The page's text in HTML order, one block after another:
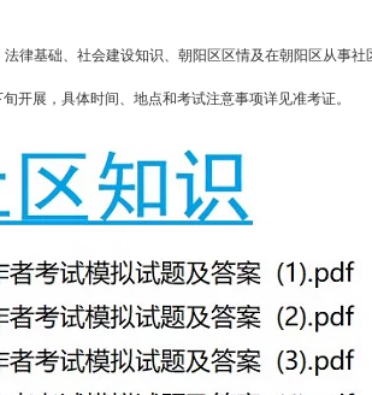
律基础、社会建设知识、朝阳区区情及在朝阳区从事
开展，具体时间、地点和考试注意事项详见准考证。